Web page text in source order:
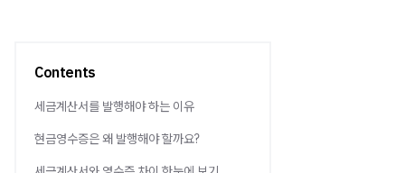
Contents
세금계산서를 발행해야 하는 이유
현금영수증은 왜 발행해야 할까요?